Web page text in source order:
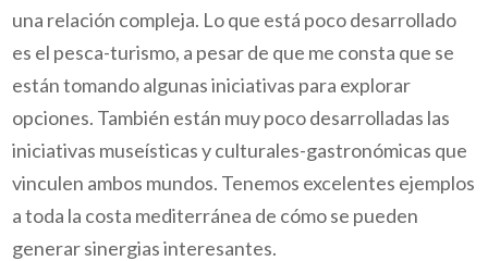
una relación compleja. Lo que está poco desarrollado
es el pesca-turismo, a pesar de que me consta que se
están tomando algunas iniciativas para explorar
opciones. También están muy poco desarrolladas las
iniciativas museísticas y culturales-gastronómicas que
vinculen ambos mundos. Tenemos excelentes ejemplos
a toda la costa mediterránea de cómo se pueden
generarsinergiasinteresantes.